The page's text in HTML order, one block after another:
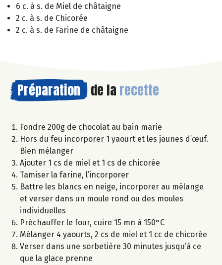
6 c. à s. de Miel de châtaigne
2 c. à s. de Chicorée
2 c. à s. de Farine de châtaigne
Préparation de la recette
Fondre 200g de chocolat au bain marie
Hors du feu incorporer 1 yaourt et les jaunes d’œuf.
Bien mélanger
Ajouter 1 cs de miel et 1 cs de chicorée
Tamiser la farine, l’incorporer
Battre les blancs en neige, incorporer au mélange
et verser dans un moule rond ou des moules
individuelles
Préchauffer le four, cuire 15 mn à 150°C
Mélanger 4 yaourts, 2 cs de miel et 1 cc de chicorée
Verser dans une sorbetière 30 minutes jusqu’à ce
que la glace prenne